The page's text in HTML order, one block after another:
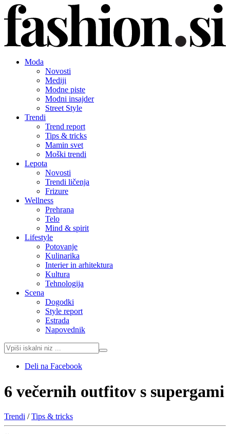
Moda
Novosti
Mediji
Modne piste
Modni insajder
Street Style
Trendi
Trend report
Tips & tricks
Mamin svet
Moški trendi
Lepota
Novosti
Trendi ličenja
Frizure
Wellness
Prehrana
Telo
Mind & spirit
Lifestyle
Potovanje
Kulinarika
Interier in arhitektura
Kultura
Tehnologija
Scena
Dogodki
Style report
Estrada
Napovednik
Deli na Facebook
6 večernih outfitov s supergami
Trendi /Tips & tricks